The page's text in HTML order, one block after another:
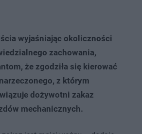
wyjaśniając okoliczności
zachowania,
że zgodziła się kierować
z którym
dożywotni zakaz
mechanicznych.